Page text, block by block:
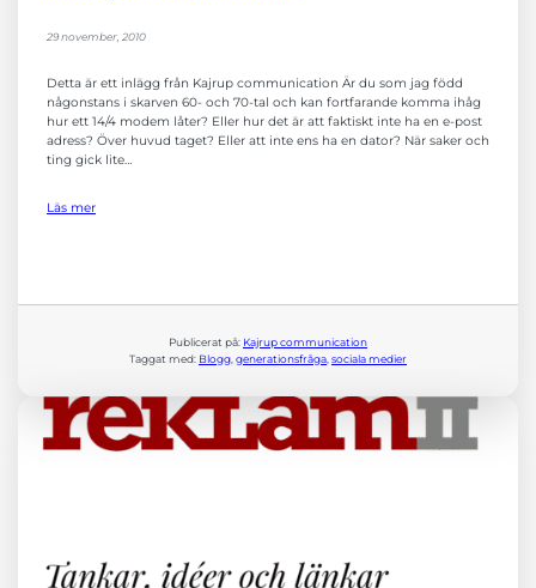
29 november, 2010
Detta är ett inlägg från Kajrup communication Är du som jag född
någonstans i skarven 60- och 70-tal och kan fortfarande komma ihåg
hur ett 14/4 modem låter? Eller hur det är att faktiskt inte ha en e-post
adress? Över huvud taget? Eller att inte ens ha en dator? När saker och
ting gick lite…
Läs mer
Publicerat på: Kajrup communication
Taggat med: Blogg, generationsfråga, sociala medier
Dessa kakor
behövs för att
över huvud
taget ska
fungera.
kunna
förbättra